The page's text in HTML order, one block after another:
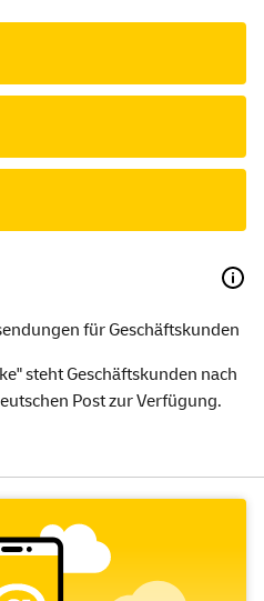
für Geschäftskunden
steht Geschäftskunden nach
Post zur Verfügung.